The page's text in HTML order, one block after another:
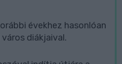
évekhez hasonlóan
diákjaival.